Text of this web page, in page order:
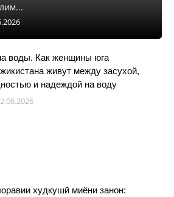
воды. Как женщины юга
живут между засухой,
и надеждой на воду
худкушӣ миёни занон: